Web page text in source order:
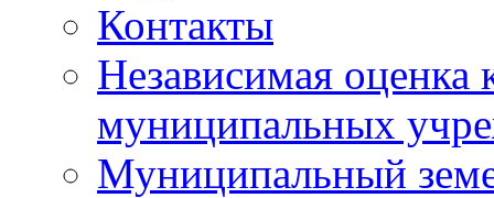
Контакты
Независимая оценка
муниципальных
Муниципальный